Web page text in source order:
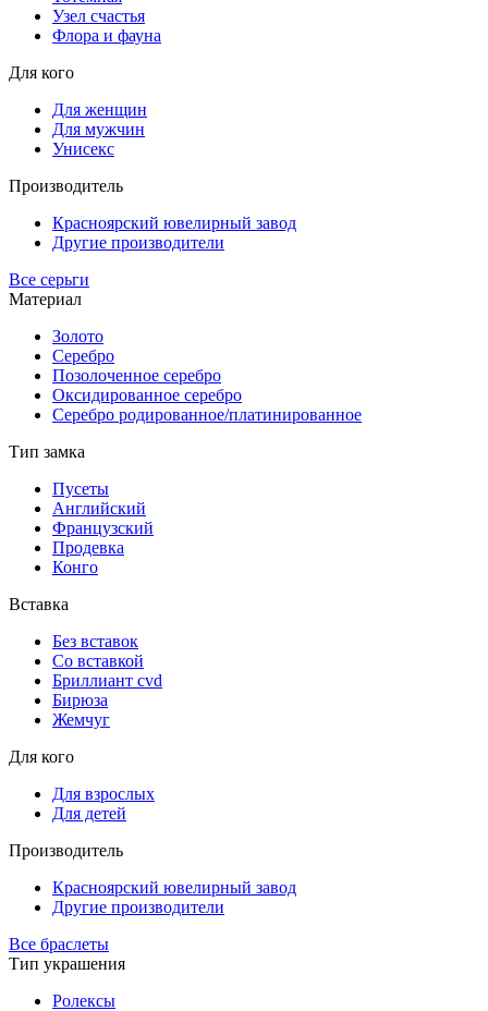
Узел счастья
Флора и фауна
Для кого
Для женщин
Для мужчин
Унисекс
Производитель
Красноярский ювелирный завод
Другие производители
Все серьги
Материал
Золото
Серебро
Позолоченное серебро
Оксидированное серебро
Серебро родированное/платинированное
Тип замка
Пусеты
Английский
Французский
Продевка
Конго
Вставка
Без вставок
Со вставкой
Бриллиант cvd
Бирюза
Жемчуг
Для кого
Для взрослых
Для детей
Производитель
Красноярский ювелирный завод
Другие производители
Все браслеты
Тип украшения
Ролексы